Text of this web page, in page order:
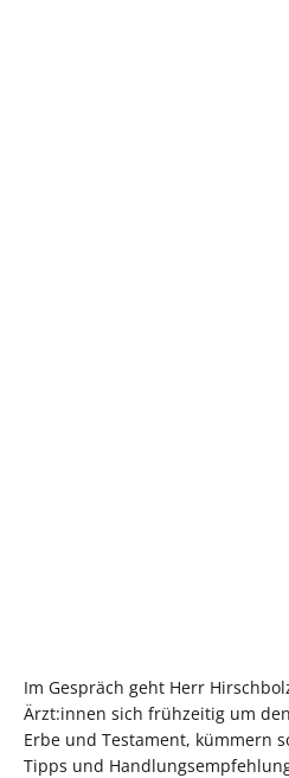
Im Gespräch geht Herr
Ärzt:innen sich frühzeitig um
Erbe und Testament, kümmern
Tipps und